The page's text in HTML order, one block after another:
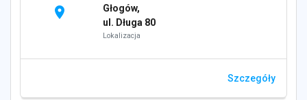
location_on
Głogów,
ul. Długa 80
Lokalizacja
Szczegóły